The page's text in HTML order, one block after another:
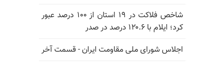
شاخص فلاکت در ۱۹ استان از ۱۰۰ درصد عبور
کرد؛ ایلام با ۱۲۰.۶ درصد در صدر
اجلاس شورای ملی مقاومت ایران - قسمت آخر